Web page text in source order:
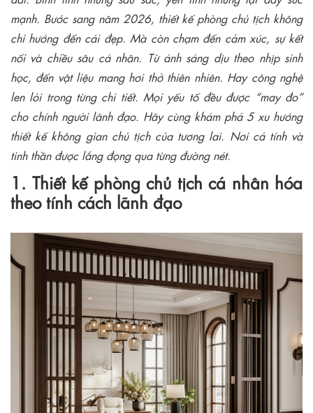
mạnh. Bước sang năm 2026, thiết kế phòng chủ tịch không
chỉ hướng đến cái đẹp. Mà còn chạm đến cảm xúc, sự kết
nối và chiều sâu cá nhân. Từ ánh sáng dịu theo nhịp sinh
học, đến vật liệu mang hơi thở thiên nhiên. Hay công nghệ
len lỏi trong từng chi tiết. Mọi yếu tố đều được “may đo”
cho chính người lãnh đạo. Hãy cùng khám phá 5 xu hướng
thiết kế không gian chủ tịch của tương lai. Nơi cá tính và
tinh thần được lắng đọng qua từng đường nét.
1. Thiết kế phòng chủ tịch cá nhân hóa
theo tính cách lãnh đạo